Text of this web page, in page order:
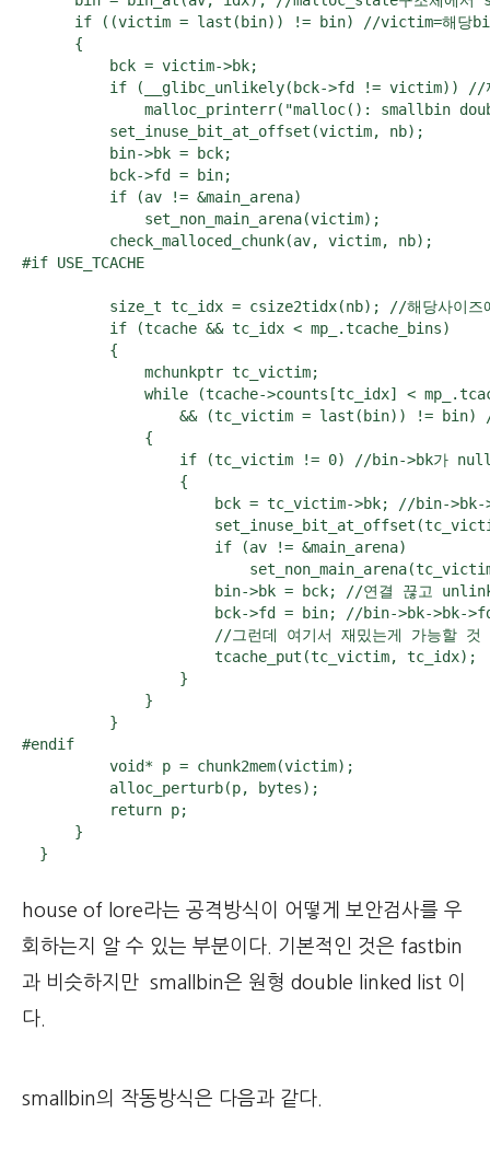
if ((victim = last(bin)) != bin) //victim=해당
      {
          bck = victim->bk;
if (__glibc_unlikely(bck->fd != victim)) //
malloc_printerr("malloc(): smallbin
          set_inuse_bit_at_offset(victim, nb);
          bin->bk = bck;
          bck->fd = bin;
          if (av != &main_arena)
              set_non_main_arena(victim);
          check_malloced_chunk(av, victim, nb);
#if USE_TCACHE
size_t tc_idx = csize2tidx(nb); //해당사이즈
          if (tcache && tc_idx < mp_.tcache_bins)
          {
              mchunkptr tc_victim;
while (tcache->counts[tc_idx] <
&& (tc_victim = last(bin)) != bin)
              {
if (tc_victim != 0) //bin->bk가 null
                  {
bck = tc_victim->bk; //bin->bk-
                      if (av != &main_arena)
bin->bk = bck; //연결 끊고
bck->fd = bin; //bin->bk->bk-
//그런데 여기서 재밌는게 가능할
                      tcache_put(tc_victim, tc_idx);
                  }
              }
          }
#endif
          void* p = chunk2mem(victim);
          alloc_perturb(p, bytes);
          return p;
      }
  }
house of lore라는 공격방식이 어떻게 보안검사를 우
회하는지 알 수 있는 부분이다. 기본적인 것은 fastbin
과 비슷하지만 smallbin은 원형 double linked list 이
다.
smallbin의 작동방식은 다음과 같다.